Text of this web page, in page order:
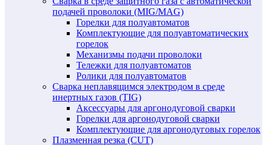
подачей проволоки (MIG/MAG)
Горелки для полуавтоматов
Комплектующие для полуавтоматических
горелок
Механизмы подачи проволоки
Тележки для полуавтоматов
Ролики для полуавтоматов
Сварка неплавящимся электродом в среде
инертных газов (TIG)
Аксессуары для аргонодуговой сварки
Горелки для аргонодуговой сварки
Комплектующие для аргонодуговых горелок
Плазменная резка (CUT)